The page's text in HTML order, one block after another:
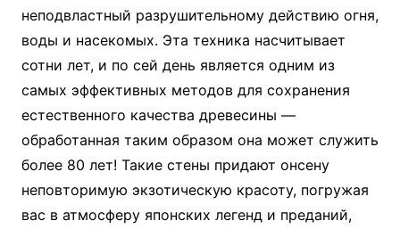
неподвластный разрушительному действию огня,
воды и насекомых. Эта техника насчитывает
сотни лет, и по сей день является одним из
самых эффективных методов для сохранения
естественного качества древесины —
обработанная таким образом она может служить
более 80 лет! Такие стены придают онсену
неповторимую экзотическую красоту, погружая
вас в атмосферу японских легенд и преданий,